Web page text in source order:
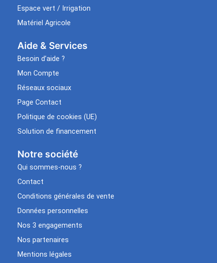
Espace vert / Irrigation
Matériel Agricole
Aide & Services​
Besoin d’aide ?
Mon Compte
Réseaux sociaux
Page Contact
Politique de cookies (UE)
Solution de financement
Notre société
Qui sommes-nous ?
Contact
Conditions générales de vente
Données personnelles
Nos 3 engagements
Nos partenaires
Mentions légales